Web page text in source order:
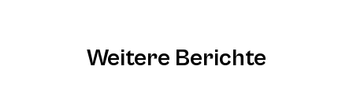
Weitere Berichte